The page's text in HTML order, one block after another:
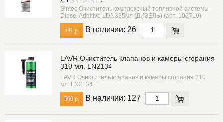
Sintec Очиститель комплексный топливной системы
Diesel Additive LDA 335мл (ДИЗЕЛЬ) (арт. 102719)
541 р. В наличии: 26
LAVR Очиститель клапанов и камеры сгорания
310 мл. LN2134
LAVR Очиститель клапанов и камеры сгорания 310
мл. LN2134
569 р. В наличии: 127